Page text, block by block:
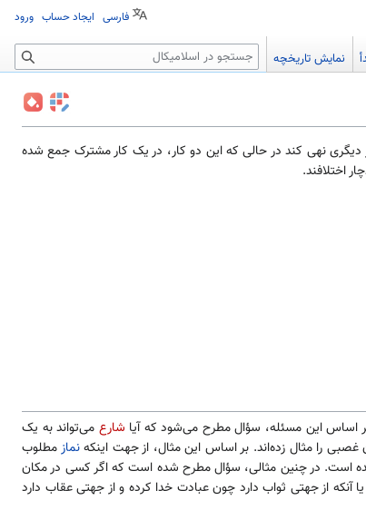
دیگری نهی کند در حالی که این دو کار، در یک کار مشترک جمع شده
اختلافند.
اساس این مسئله، سؤال مطرح می‌شود که آیا شارع می‌تواند به یک
را مثال زده‌اند. بر اساس این مثال، از جهت اینکهنمازمطلوب
است. در چنین مثالی، سؤال مطرح شده است که اگر کسی در مکان
آنکه از جهتی ثواب دارد چون عبادت خدا کرده و از جهتی عقاب دارد
فارسی ایجاد حساب ورود
نمایش تاریخچه جستجو